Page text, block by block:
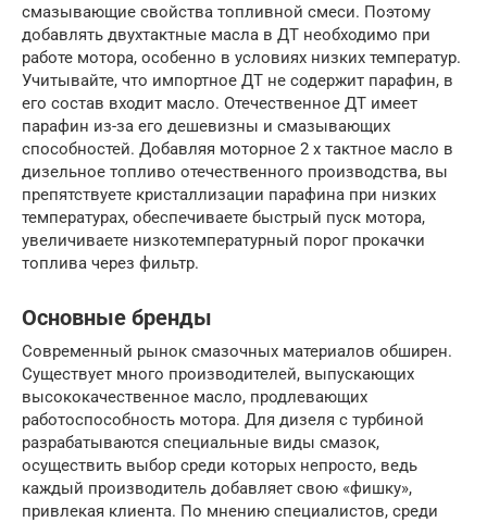
смазывающие свойства топливной смеси. Поэтому
добавлять двухтактные масла в ДТ необходимо при
работе мотора, особенно в условиях низких температур.
Учитывайте, что импортное ДТ не содержит парафин, в
его состав входит масло. Отечественное ДТ имеет
парафин из-за его дешевизны и смазывающих
способностей. Добавляя моторное 2 х тактное масло в
дизельное топливо отечественного производства, вы
препятствуете кристаллизации парафина при низких
температурах, обеспечиваете быстрый пуск мотора,
увеличиваете низкотемпературный порог прокачки
топлива через фильтр.
Основные бренды
Современный рынок смазочных материалов обширен.
Существует много производителей, выпускающих
высококачественное масло, продлевающих
работоспособность мотора. Для дизеля с турбиной
разрабатываются специальные виды смазок,
осуществить выбор среди которых непросто, ведь
каждый производитель добавляет свою «фишку»,
привлекая клиента. По мнению специалистов, среди